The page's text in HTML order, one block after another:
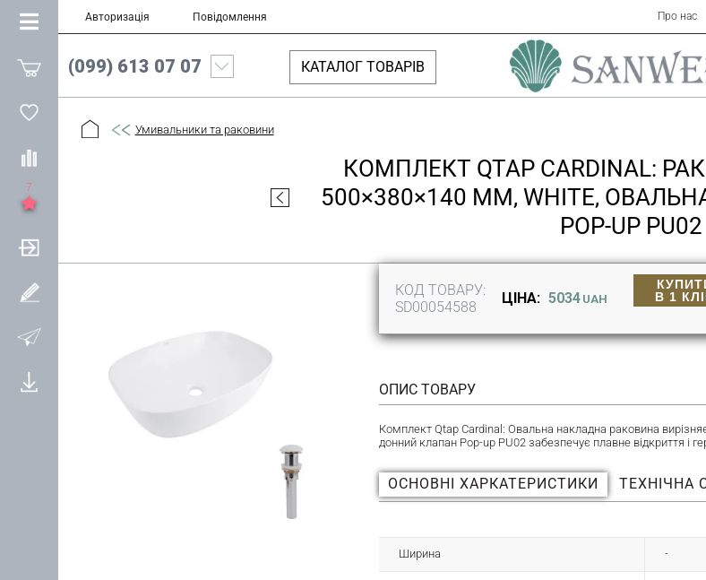
7
Авторизація Повідомлення Про нас
КАТАЛОГ ТОВАРІВ
(099) 613 07 07
Умивальники та раковини
КОМПЛЕКТ QTAP CARDINAL:
500×380×140 ММ, WHITE,
POP-UP PU02
КОД ТОВАРУ:
SD00054588
ЦІНА: 5034 UAH
В 1
ОПИС ТОВАРУ
Комплект Qtap Cardinal: Овальна накладна раковина
донний клапан Pop-up PU02 забезпечує плавне відкриття і
ОСНОВНІ ХАРКАТЕРИСТИКИ ТЕХНІЧНА
Ширина -